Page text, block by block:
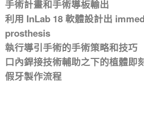
手術計畫和手術導板輸出
利用 InLab 18 軟體設計出
prosthesis
執行導引手術的手術策略和技巧
口內銲接技術輔助之下的植體即
假牙製作流程